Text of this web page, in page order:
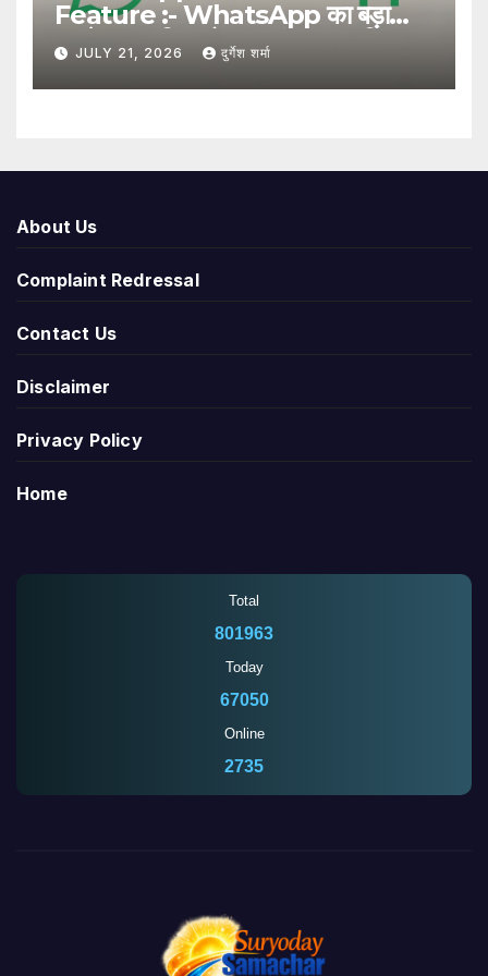
Feature :- WhatsApp का बड़ा
अपडेट, अब बिना मोबाइल नंबर साझा किए
यूजरनेम से हो सकेगा संपर्क
JULY 21, 2026 दुर्गेश शर्मा
About Us
Complaint Redressal
Contact Us
Disclaimer
Privacy Policy
Home
Total
801963
Today
67050
Online
2735